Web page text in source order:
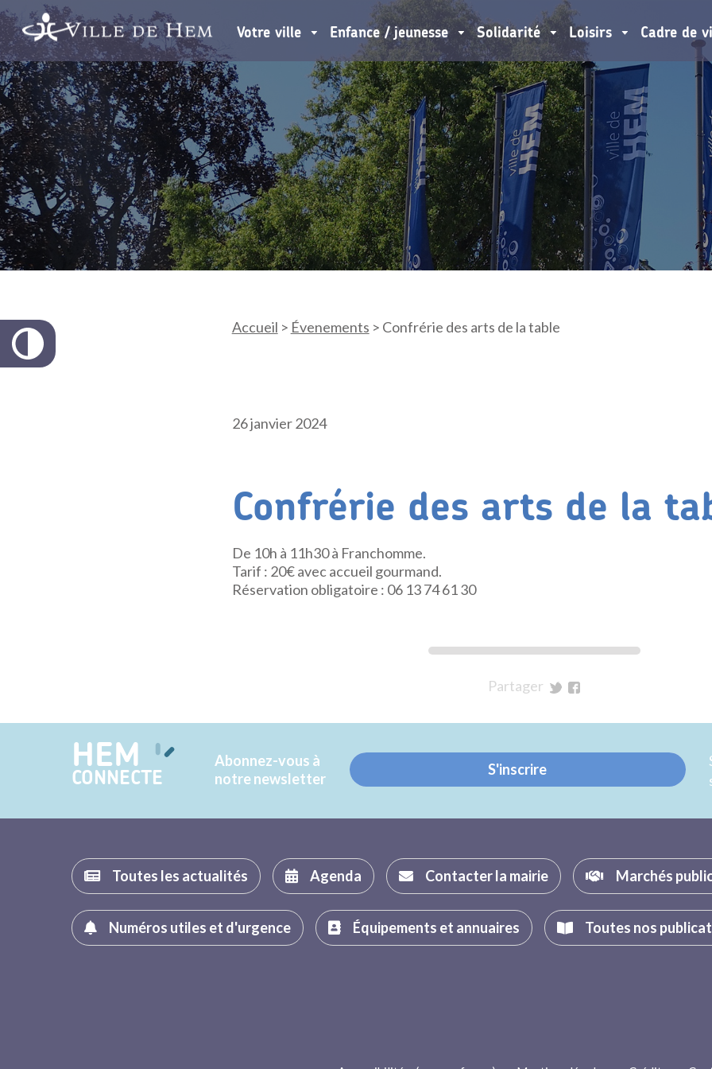
Votre ville Enfance / jeunesse Solidarité Loisirs Cadre de
Accueil > Évenements > Confrérie des arts de la table
26 janvier 2024
Confrérie des arts de la
De 10h à 11h30 à Franchomme.
Tarif : 20€ avec accueil gourmand.
Réservation obligatoire : 06 13 74 61 30
Partager
Twitter
Facebook
HEM
CONNECTE
Abonnez-vous à
notre newsletter
S'inscrire
Toutes les actualités Agenda Contacter la mairie Marchés
Numéros utiles et d'urgence Équipements et annuaires Toutes nos